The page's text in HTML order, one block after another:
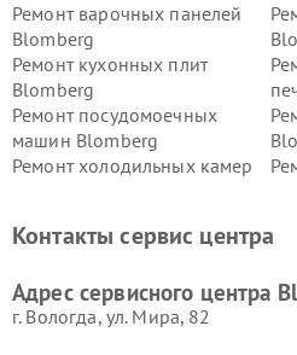
Ремонт варочных панелей
Blomberg
Ремонт кухонных плит
Blomberg
Ремонт посудомоечных
машин Blomberg
Ремонт холодильных камер
Контакты сервис центра
Адрес сервисного центра
г. Вологда, ул. Мира, 82